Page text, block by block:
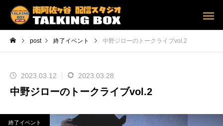
post 終了イベント 中野ジローのトークライブvol.2
2023.03.12 2023.03.28
中野ジローのトークライブvol.2
終了イベント